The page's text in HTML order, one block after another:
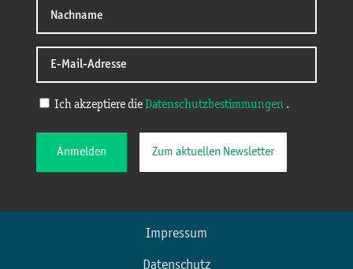
Ich akzeptiere die Datenschutzbestimmungen .
Anmelden Zum aktuellen Newsletter
Impressum
Datenschutz